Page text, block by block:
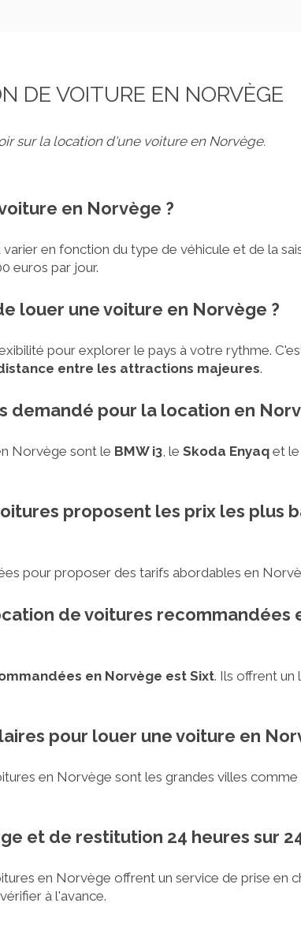
DE VOITURE EN NORVÈGE
sur la location d'une voiture en Norvège.
en Norvège ?
en fonction du type de véhicule et de la
euros par jour.
louer une voiture en Norvège ?
pour explorer le pays à votre rythme.
entre les attractions majeures.
demandé pour la location en
Norvège sont le BMW i3 , le Skoda Enyaq et le
proposent les prix les plus
pour proposer des tarifs abordables en
de voitures recommandées
en Norvège est Sixt. Ils offrent un
pour louer une voiture en
en Norvège sont les grandes villes comme
et de restitution 24 heures sur
en Norvège offrent un service de prise en
à l'avance.